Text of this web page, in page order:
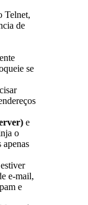
Telnet,
de
se
e
o
apenas
e-mail,
e